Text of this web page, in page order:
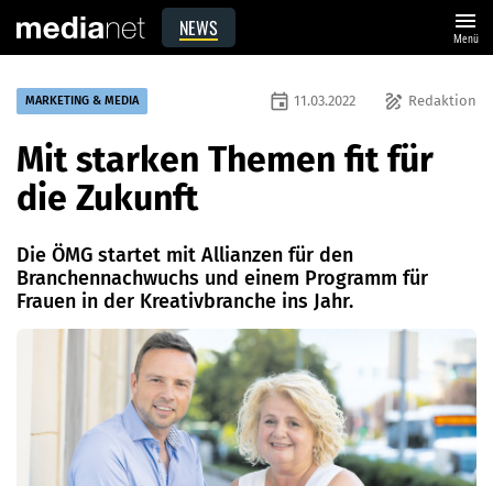
NEWS menu
Menü
MARKETING & MEDIA draw Redaktion
event 11.03.2022
Mit starken Themen fit für
die Zukunft
Die ÖMG startet mit Allianzen für den
Branchennachwuchs und einem Programm für
Frauen in der Kreativbranche ins Jahr.